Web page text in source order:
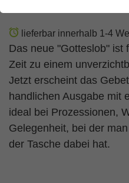
lieferbar innerhalb 1-4
Das neue "Gotteslob" ist
Zeit zu einem
Jetzt erscheint das
handlichen Ausgabe mit
ideal bei Prozessionen,
Gelegenheit, bei der
der Tasche dabei hat.